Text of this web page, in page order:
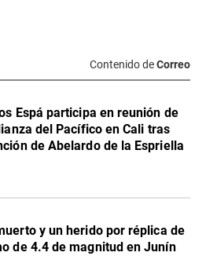
Contenido deCorreo
Espá participa en reunión de
del Pacífico en Cali tras
de Abelardo de la Espriella
y un herido por réplica de
de 4.4 de magnitud en Junín